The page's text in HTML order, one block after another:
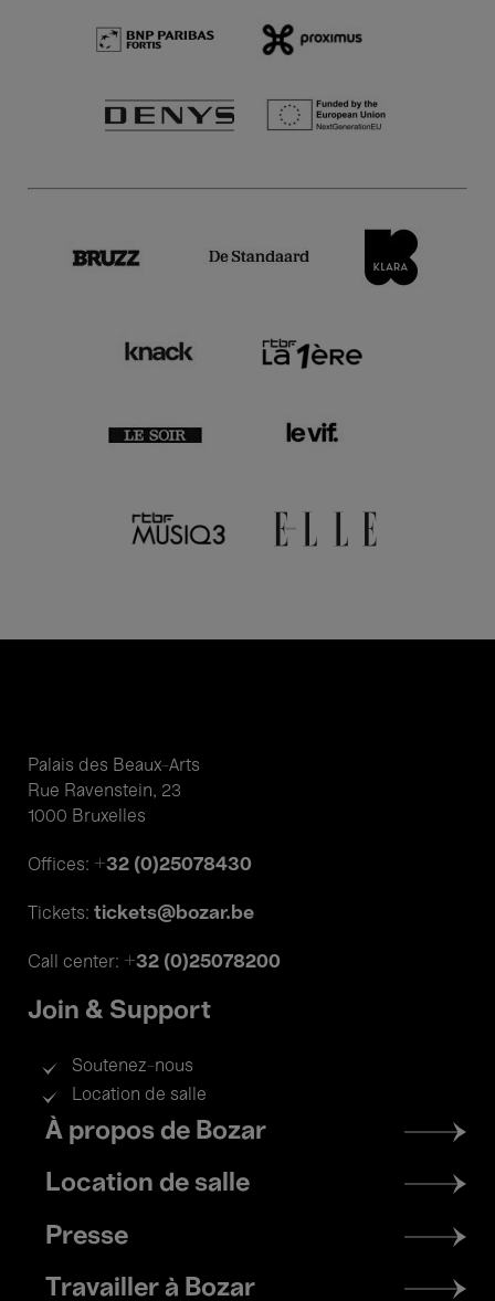
Palais des Beaux-Arts
Rue Ravenstein, 23
1000 Bruxelles
Offices: +32 (0)25078430
Tickets: tickets@bozar.be
Call center: +32 (0)25078200
Join & Support
Soutenez-nous
Location de salle
Footer
menu
À propos de Bozar
Location de salle
Presse
Travailler à Bozar